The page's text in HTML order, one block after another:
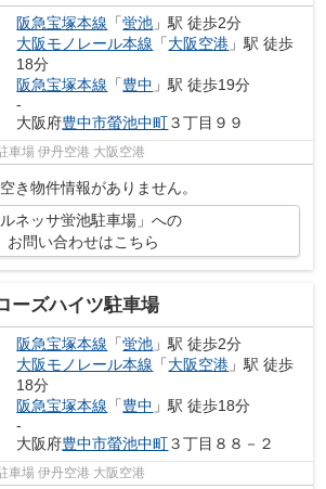
阪急宝塚本線 「蛍池 」駅 徒歩2分
大阪モノレール本線 「大阪空港 」駅 徒歩
18分
阪急宝塚本線 「豊中 」駅 徒歩19分
-
大阪府豊中市螢池中町３丁目９９
車場 伊丹空港 大阪空港
き物件情報がありません。
ルネッサ蛍池駐車場」への
お問い合わせはこちら
ーズハイツ駐車場
阪急宝塚本線 「蛍池 」駅 徒歩2分
大阪モノレール本線 「大阪空港 」駅 徒歩
18分
阪急宝塚本線 「豊中 」駅 徒歩18分
-
大阪府豊中市螢池中町３丁目８８－２
車場 伊丹空港 大阪空港